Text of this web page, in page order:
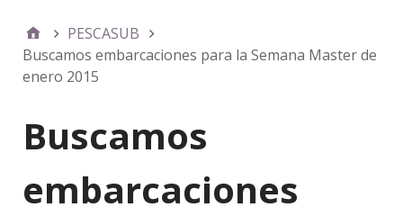
PESCASUB
Buscamos embarcaciones para la Semana Master de
enero 2015
Buscamos
embarcaciones